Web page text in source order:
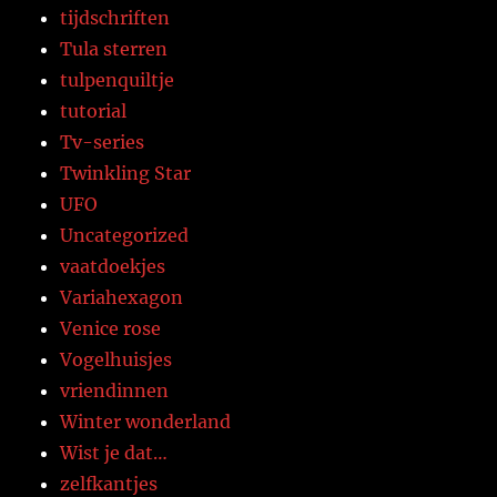
tijdschriften
Tula sterren
tulpenquiltje
tutorial
Tv-series
Twinkling Star
UFO
Uncategorized
vaatdoekjes
Variahexagon
Venice rose
Vogelhuisjes
vriendinnen
Winter wonderland
Wist je dat…
zelfkantjes